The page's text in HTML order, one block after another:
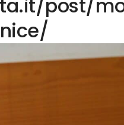
post/